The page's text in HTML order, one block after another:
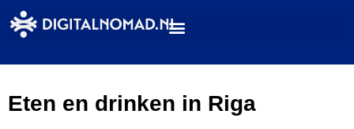
Eten en drinken in Riga